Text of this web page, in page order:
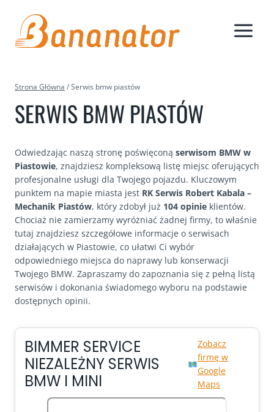
treści
Strona Główna /Serwis bmw piastów
SERWIS BMW PIASTÓW
Odwiedzając naszą stronę poświęconą serwisom BMW w
Piastowie, znajdziesz kompleksową listę miejsc oferujących
profesjonalne usługi dla Twojego pojazdu. Kluczowym
punktem na mapie miasta jest RK Serwis Robert Kabala –
Mechanik Piastów, który zdobył już 104 opinie klientów.
Chociaż nie zamierzamy wyróżniać żadnej firmy, to właśnie
tutaj znajdziesz szczegółowe informacje o serwisach
działających w Piastowie, co ułatwi Ci wybór
odpowiedniego miejsca do naprawy lub konserwacji
Twojego BMW. Zapraszamy do zapoznania się z pełną listą
serwisów i dokonania świadomego wyboru na podstawie
dostępnych opinii.
BIMMER SERVICE
NIEZALEŻNY SERWIS
BMW I MINI
Zobacz
firmę w
Google
Maps